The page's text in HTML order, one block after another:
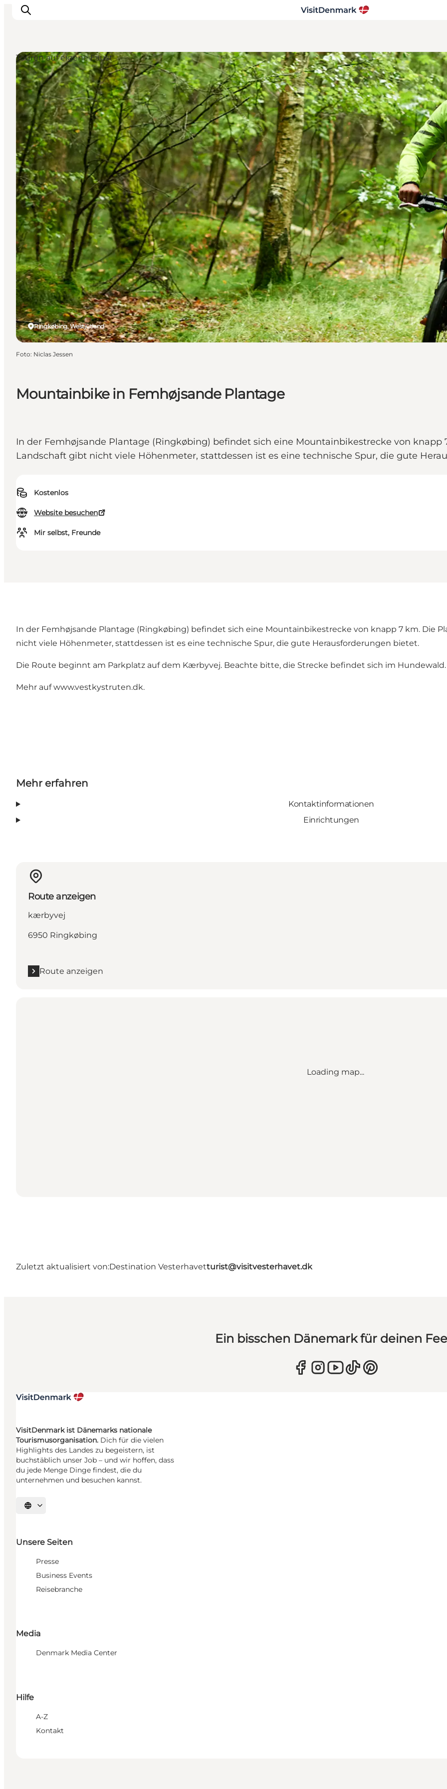
Inspiration
Regionen
Erlebnisse
Unterkünfte
Reiseplanung
Mountainbike in Femhøjsande Plantage
In der Femhøjsande Plantage (Ringkøbing) befindet sich eine Mountainbikestrecke von
Landschaft gibt nicht viele Höhenmeter, stattdessen ist es eine technische Spur, die gute
Kostenlos
Website besuchen
Mir selbst, Freunde
Ringkøbing, Westjütland
Touren auf eigene Faust
Foto: Niclas Jessen
In der Femhøjsande Plantage (Ringkøbing) befindet sich eine Mountainbikestrecke von knapp 7 km. Die
nicht viele Höhenmeter, stattdessen ist es eine technische Spur, die gute Herausforderungen bietet.
Die Route beginnt am Parkplatz auf dem Kærbyvej. Beachte bitte, die Strecke befindet sich im
Mehr aufwww.vestkystruten.dk.
Mehr erfahren
Kontaktinformationen
Einrichtungen
Route anzeigen
kærbyvej
6950 Ringkøbing
Route anzeigen
Loading map...
Zuletzt aktualisiert von:Destination Vesterhavetturist@visitvesterhavet.dk
Ein bisschen Dänemark für deinen
VisitDenmark ist Dänemarks nationale
Tourismusorganisation. Dich für die vielen
Highlights des Landes zu begeistern, ist
buchstäblich unser Job – und wir hoffen, dass
du jede Menge Dinge findest, die du
unternehmen und besuchen kannst.
Sprache auswählen
Unsere Seiten
Presse
Business Events
Reisebranche
Media
Denmark Media Center
Hilfe
A-Z
Kontakt